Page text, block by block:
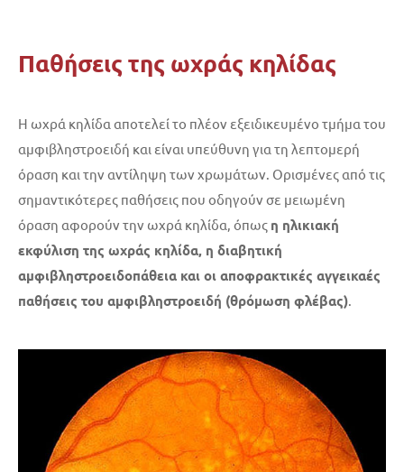
Παθήσεις της ωχράς κηλίδας
Η ωχρά κηλίδα αποτελεί το πλέον εξειδικευμένο τμήμα του
αμφιβληστροειδή και είναι υπεύθυνη για τη λεπτομερή
όραση και την αντίληψη των χρωμάτων. Ορισμένες από τις
σημαντικότερες παθήσεις που οδηγούν σε μειωμένη
όραση αφορούν την ωχρά κηλίδα, όπως η ηλικιακή
εκφύλιση της ωχράς κηλίδα, η διαβητική
αμφιβληστροειδοπάθεια και οι αποφρακτικές αγγεικαές
παθήσεις του αμφιβληστροειδή (θρόμωση φλέβας).